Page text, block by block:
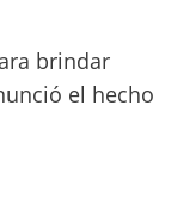
brindar
el hecho